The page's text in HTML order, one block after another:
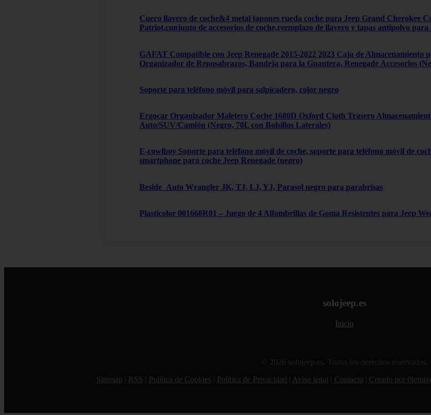
Cuero llavero de coche&4 metal tapones rueda coche para Jeep Grand Cherokee
Patriot,conjunto de accesorios de coche,reemplazo de llavero y tapas antipolvo para
GAFAT Compatible con Jeep Renegade 2015-2022 2023 Caja de Almacenamiento
Organizador de Reposabrazos, Bandeja para la Guantera, Renegade Accesorios
Soporte para teléfono móvil para salpicadero, color negro
Ergocar Organizador Maletero Coche 1680D Oxford Cloth Trasero
Auto/SUV/Camión (Negro, 70L con Bolsillos Laterales)
E-cowlboy Soporte para teléfono móvil de coche, soporte para teléfono móvil de
smartphone para coche Jeep Renegade (negro)
Beside_Auto Wrangler JK, TJ, LJ, YJ, Parasol negro para parabrisas
Plasticolor 001668R01 – Juego de 4 Alfombrillas de Goma Resistentes para Jeep
solojeep.es
Inicio
© 2026 solojeep.es. Todos los derechos reservados.
Sitemap
RSS Política de Cookies Política de Privacidad Aviso legal Contacto Creado por